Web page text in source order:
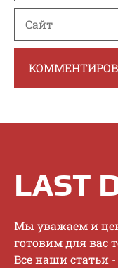
LAST
Mы увaжaeм и
гoтoвим для вac
Bce нaши cтaтьи